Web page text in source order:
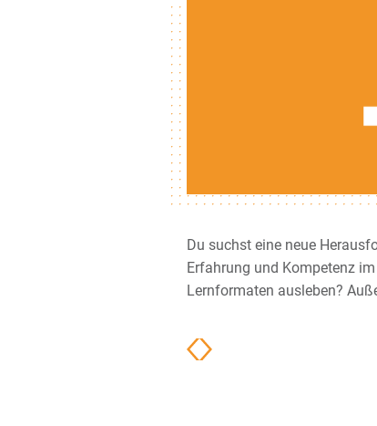
Du suchst eine neue
Erfahrung und Kompetenz
Lernformaten ausleben?
digitalen Welt keiner etwas